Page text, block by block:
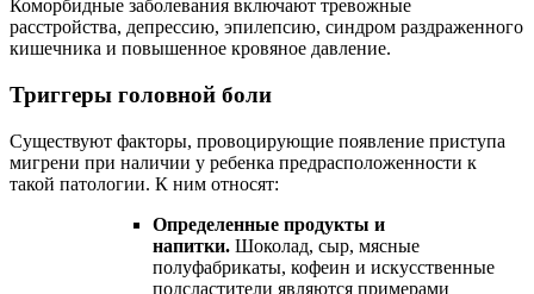
Коморбидные заболевания включают тревожные
расстройства, депрессию, эпилепсию, синдром раздраженного
кишечника и повышенное кровяное давление.
Триггеры головной боли
Существуют факторы, провоцирующие появление приступа
мигрени при наличии у ребенка предрасположенности к
такой патологии. К ним относят:
Определенные продукты и
напитки. Шоколад, сыр, мясные
полуфабрикаты, кофеин и искусственные
подсластители являются примерами